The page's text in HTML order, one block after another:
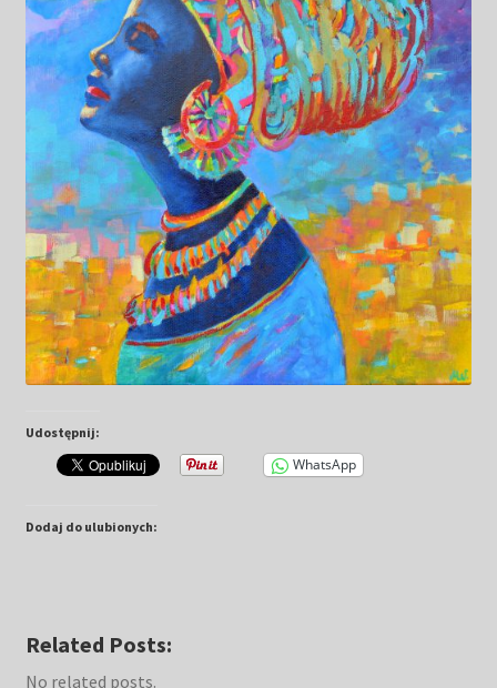
Tarot
Wabi sabi
Aukcja
O mnie
Rozwiń
menu
potomne
GalleryStore
Udostępnij:
WhatsApp
Dodaj do ulubionych:
Related Posts:
No related posts.